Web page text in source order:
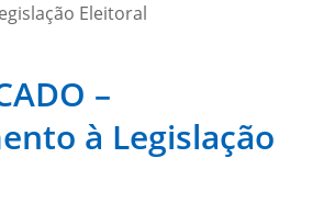
Eleitoral
–
à Legislação